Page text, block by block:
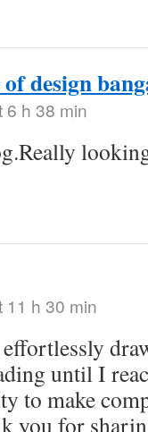
design
6 h 38 min
11 h 30 min
until I
to make
you for